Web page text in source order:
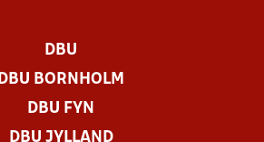
DBU
DBU BORNHOLM
DBU FYN
DBU JYLLAND